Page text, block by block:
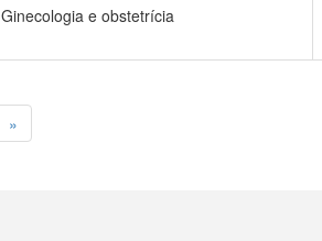
Ginecologia e obstetrícia
»